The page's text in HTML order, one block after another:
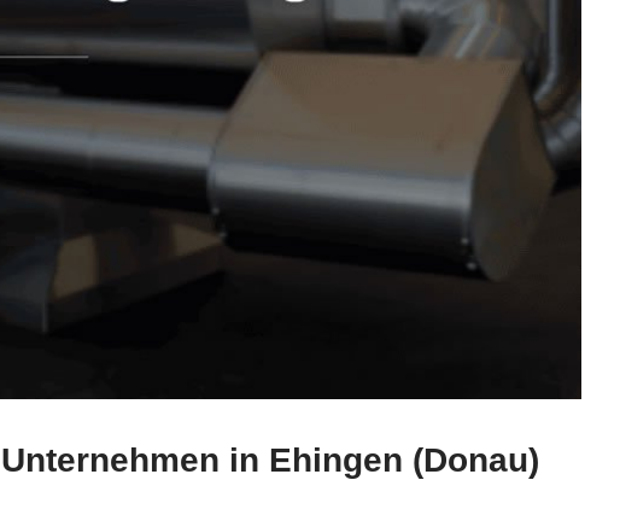
in Ehingen (Donau)